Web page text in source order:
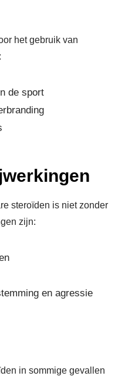
het gebruik van
de sport
steroïden is niet zonder
zijn:
en agressie
in sommige gevallen